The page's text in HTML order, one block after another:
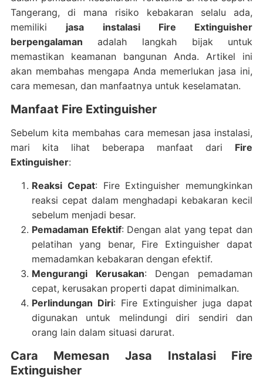
Tangerang, di mana risiko kebakaran selalu ada,
memiliki jasa instalasi Fire Extinguisher
berpengalaman adalah langkah bijak untuk
memastikan keamanan bangunan Anda. Artikel ini
akan membahas mengapa Anda memerlukan jasa ini,
cara memesan, dan manfaatnya untuk keselamatan.
Manfaat Fire Extinguisher
Sebelum kita membahas cara memesan jasa instalasi,
mari kita lihat beberapa manfaat dari Fire
Extinguisher:
Reaksi Cepat: Fire Extinguisher memungkinkan
reaksi cepat dalam menghadapi kebakaran kecil
sebelum menjadi besar.
Pemadaman Efektif: Dengan alat yang tepat dan
pelatihan yang benar, Fire Extinguisher dapat
memadamkan kebakaran dengan efektif.
Mengurangi Kerusakan: Dengan pemadaman
cepat, kerusakan properti dapat diminimalkan.
Perlindungan Diri: Fire Extinguisher juga dapat
digunakan untuk melindungi diri sendiri dan
orang lain dalam situasi darurat.
Cara Memesan Jasa Instalasi Fire
Extinguisher